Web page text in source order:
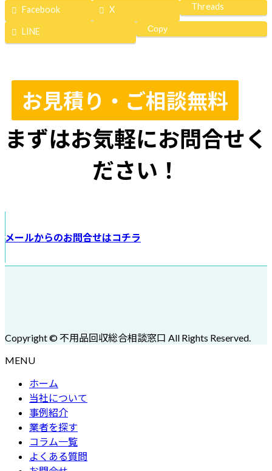
Facebook X Threads
LINE Copy
お見積り・ご相談無料
まずはお気軽にお問合せく
ださい！
メールからのお問合せはコチラ
Copyright © 不用品回収総合相談窓口 All Rights Reserved.
MENU
ホーム
当社について
事例紹介
業者を探す
コラム一覧
よくある質問